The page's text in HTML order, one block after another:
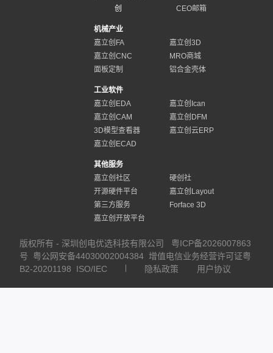
创
CEO邮箱
机械产业
嘉立创FA
嘉立创3D
嘉立创CNC
MRO商城
面板定制
铝合金壳体
工业软件
嘉立创EDA
嘉立创Ican
嘉立创CAM
嘉立创DFM
3D模型查看器
嘉立创云ERP
嘉立创ECAD
其他服务
嘉立创社区
硬创社
开源硬件平台
嘉立创Layout
第三方服务
Forface 3D
嘉立创开放平台
版权所有 - 深圳创电优选科技有限公司
粤ICP备2026007863
号
粤公网安备44030002004384 增值电信业务经营许可证粤
B2-20201198
ISO/IEC 隐私政策 用户协议